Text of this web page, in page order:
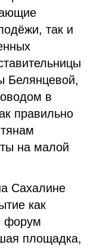
так и
Белянцевой,
в
правильно
на малой
Сахалине
как
форум
площадка,